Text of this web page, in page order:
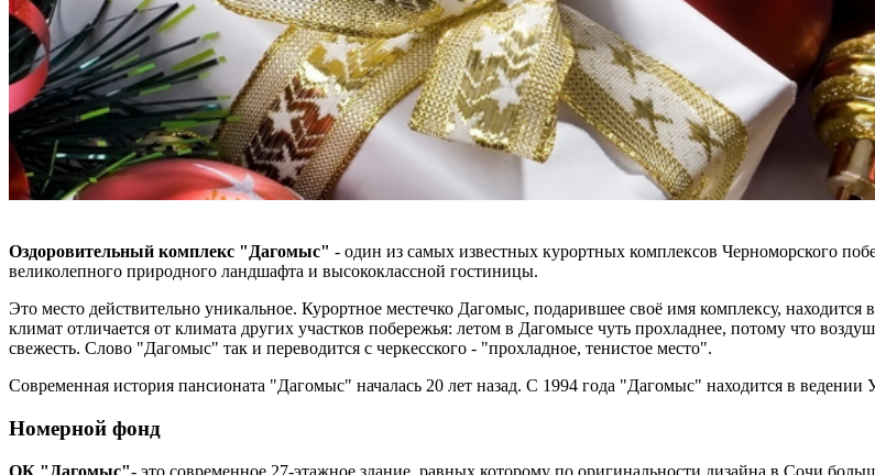
Оздоровительный комплекс "Дагомыс" - один из самых известных курортных комплексов Черноморского
великолепного природного ландшафта и высококлассной гостиницы.
Это место действительно уникальное. Курортное местечко Дагомыс, подарившее своё имя комплексу,
климат отличается от климата других участков побережья: летом в Дагомысе чуть прохладнее, потому что
свежесть. Слово "Дагомыс" так и переводится с черкесского - "прохладное, тенистое место".
Современная история пансионата "Дагомыс" началась 20 лет назад. С 1994 года "Дагомыс" находится в
Номерной фонд
ОК "Дагомыс"- это современное 27-этажное здание, равных которому по оригинальности дизайна в Сочи